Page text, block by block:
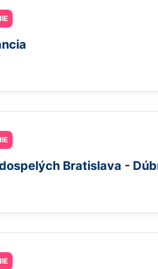
Bratislava -